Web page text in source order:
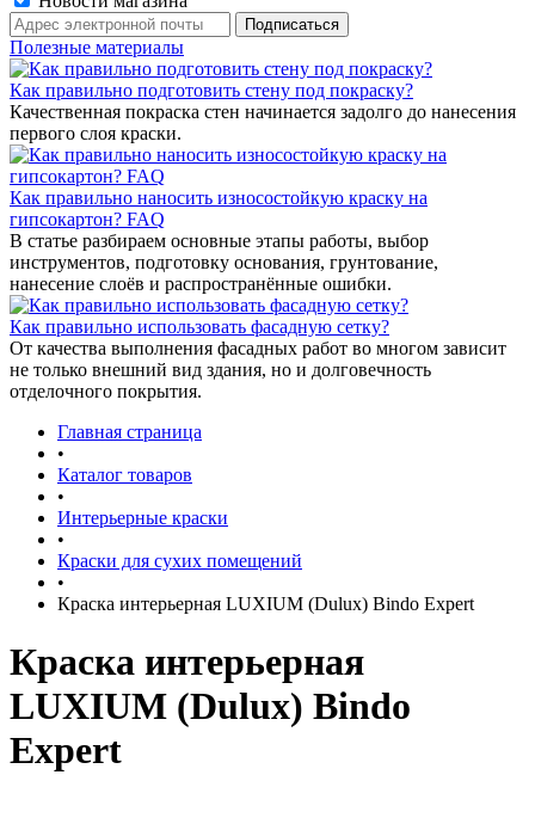
Полезные материалы
Как правильно подготовить стену под покраску?
Качественная покраска стен начинается задолго до нанесения
первого слоя краски.
Как правильно наносить износостойкую краску на
гипсокартон? FAQ
В статье разбираем основные этапы работы, выбор
инструментов, подготовку основания, грунтование,
нанесение слоёв и распространённые ошибки.
Как правильно использовать фасадную сетку?
От качества выполнения фасадных работ во многом зависит
не только внешний вид здания, но и долговечность
отделочного покрытия.
Главная страница
•
Каталог товаров
•
Интерьерные краски
•
Краски для сухих помещений
•
Краска интерьерная LUXIUM (Dulux) Bindo Expert
Краска интерьерная
LUXIUM (Dulux) Bindo
Expert